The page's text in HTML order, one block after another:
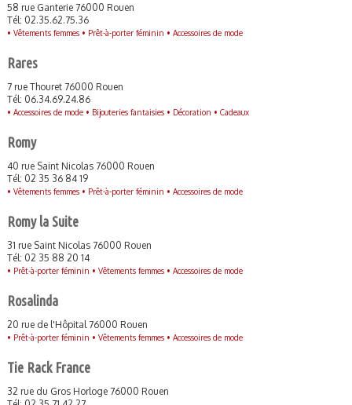
58 rue Ganterie 76000 Rouen
Tél: 02.35.62.75.36
• Vêtements femmes • Prêt-à-porter féminin • Accessoires de mode
Rares
7 rue Thouret 76000 Rouen
Tél: 06.34.69.24.86
• Accessoires de mode • Bijouteries fantaisies • Décoration • Cadeaux
Romy
40 rue Saint Nicolas 76000 Rouen
Tél: 02 35 36 84 19
• Vêtements femmes • Prêt-à-porter féminin • Accessoires de mode
Romy la Suite
31 rue Saint Nicolas 76000 Rouen
Tél: 02 35 88 20 14
• Prêt-à-porter féminin • Vêtements femmes • Accessoires de mode
Rosalinda
20 rue de l'Hôpital 76000 Rouen
• Prêt-à-porter féminin • Vêtements femmes • Accessoires de mode
Tie Rack France
32 rue du Gros Horloge 76000 Rouen